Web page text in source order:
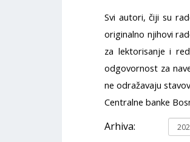
Svi autori, čiji su
originalno njihovi
za lektorisanje i
odgovornost za
ne odražavaju
Centralne banke
Arhiva: